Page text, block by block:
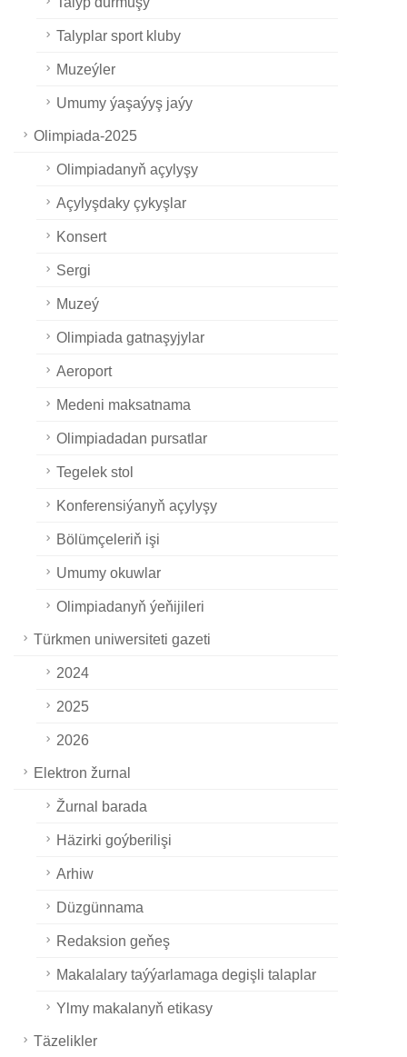
Talyplar sport kluby
Muzeýler
Umumy ýaşaýyş jaýy
Olimpiada-2025
Olimpiadanyň açylyşy
Açylyşdaky çykyşlar
Konsert
Sergi
Muzeý
Olimpiada gatnaşyjylar
Aeroport
Medeni maksatnama
Olimpiadadan pursatlar
Tegelek stol
Konferensiýanyň açylyşy
Bölümçeleriň işi
Umumy okuwlar
Olimpiadanyň ýeňijileri
Türkmen uniwersiteti gazeti
2024
2025
2026
Elektron žurnal
Žurnal barada
Häzirki goýberilişi
Arhiw
Düzgünnama
Redaksion geňeş
Makalalary taýýarlamaga degişli talaplar
Ylmy makalanyň etikasy
Täzelikler